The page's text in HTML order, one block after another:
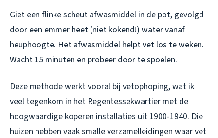
Giet een flinke scheut afwasmiddel in de pot, gevolgd
door een emmer heet (niet kokend!) water vanaf
heuphoogte. Het afwasmiddel helpt vet los te weken.
Wacht 15 minuten en probeer door te spoelen.
Deze methode werkt vooral bij vetophoping, wat ik
veel tegenkom in het Regentessekwartier met de
hoogwaardige koperen installaties uit 1900-1940. Die
huizen hebben vaak smalle verzamelleidingen waar vet